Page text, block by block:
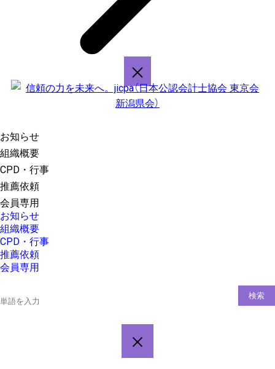
お知らせ
組織概要
CPD・行事
推薦依頼
会員専用
お知らせ
組織概要
CPD・行事
推薦依頼
会員専用